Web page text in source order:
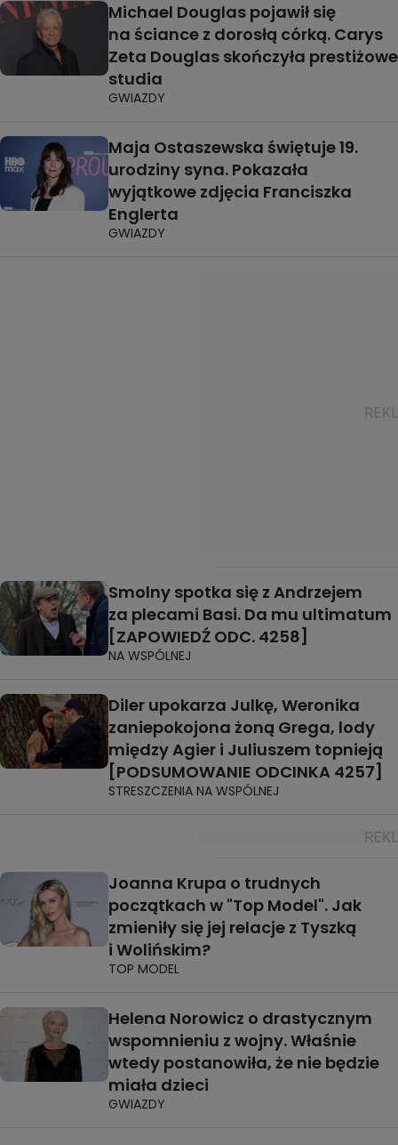
Michael Douglas pojawił się
na ściance z dorosłą córką. Carys
Zeta Douglas skończyła prestiżowe
studia
GWIAZDY
Maja Ostaszewska świętuje 19.
urodziny syna. Pokazała
wyjątkowe zdjęcia Franciszka
Englerta
GWIAZDY
Smolny spotka się z Andrzejem
za plecami Basi. Da mu ultimatum
[ZAPOWIEDŹ ODC. 4258]
NA WSPÓLNEJ
Diler upokarza Julkę, Weronika
zaniepokojona żoną Grega, lody
między Agier i Juliuszem topnieją
[PODSUMOWANIE ODCINKA 4257]
STRESZCZENIA NA WSPÓLNEJ
Joanna Krupa o trudnych
początkach w "Top Model". Jak
zmieniły się jej relacje z Tyszką
i Wolińskim?
TOP MODEL
Helena Norowicz o drastycznym
wspomnieniu z wojny. Właśnie
wtedy postanowiła, że nie będzie
miała dzieci
GWIAZDY